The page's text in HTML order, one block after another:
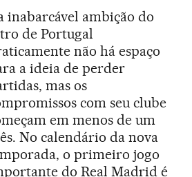
inabarcável ambição do
de Portugal
não há espaço
a ideia de perder
mas os
com seu clube
em menos de um
No calendário da nova
o primeiro jogo
do Real Madrid é